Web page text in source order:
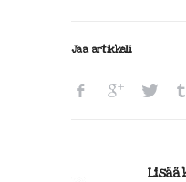
Jaa artikkeli
Lisää